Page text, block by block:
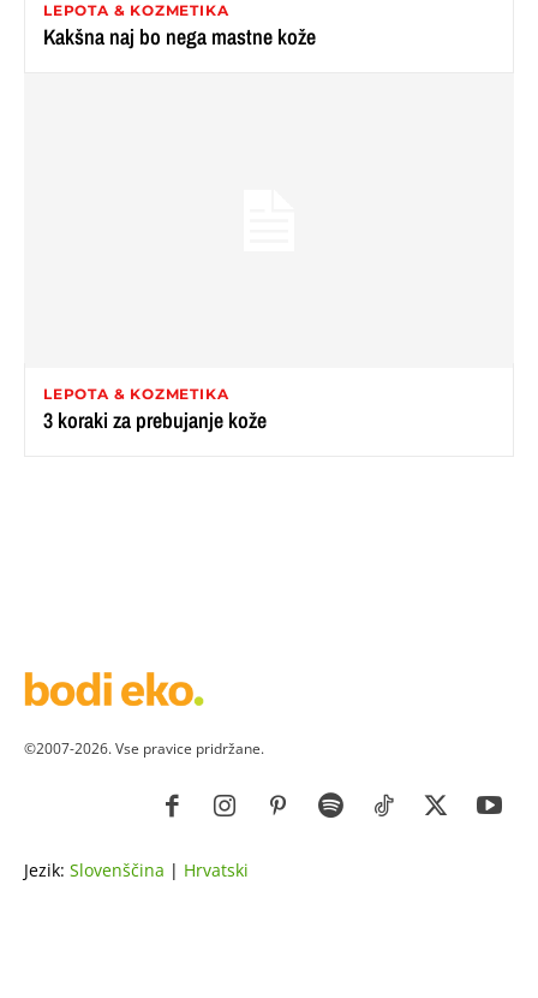
LEPOTA & KOZMETIKA
Kakšna naj bo nega mastne kože
LEPOTA & KOZMETIKA
3 koraki za prebujanje kože
©2007-2026. Vse pravice pridržane.
Jezik: Slovenščina | Hrvatski